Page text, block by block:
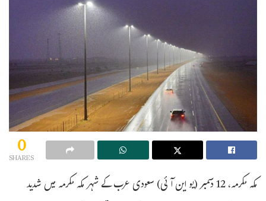
0
SHARES
مکہ مکرمہ، 12 دسمبر (یو این آئی) سعودی عرب کے شہر مکہ مکرمہ میں شدید